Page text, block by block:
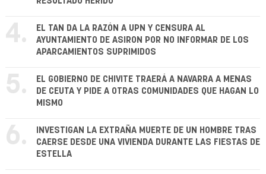
4.
EL TAN DA LA RAZÓN A UPN Y CENSURA AL
AYUNTAMIENTO DE ASIRON POR NO INFORMAR DE LOS
APARCAMIENTOS SUPRIMIDOS
5.
EL GOBIERNO DE CHIVITE TRAERÁ A NAVARRA A MENAS
DE CEUTA Y PIDE A OTRAS COMUNIDADES QUE HAGAN LO
MISMO
6.
INVESTIGAN LA EXTRAÑA MUERTE DE UN HOMBRE TRAS
CAERSE DESDE UNA VIVIENDA DURANTE LAS FIESTAS DE
ESTELLA